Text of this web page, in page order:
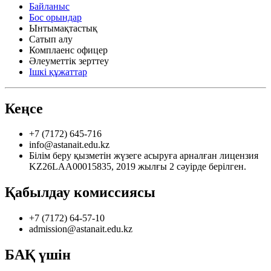
Байланыс
Бос орындар
Ынтымақтастық
Сатып алу
Комплаенс офицер
Әлеуметтік зерттеу
Ішкі құжаттар
Кеңсе
+7 (7172) 645-716
info@astanait.edu.kz
Білім беру қызметін жүзеге асыруға арналған лицензия
KZ26LAA00015835, 2019 жылғы 2 сәуірде берілген.
Қабылдау комиссиясы
+7 (7172) 64-57-10
admission@astanait.edu.kz
БАҚ үшін